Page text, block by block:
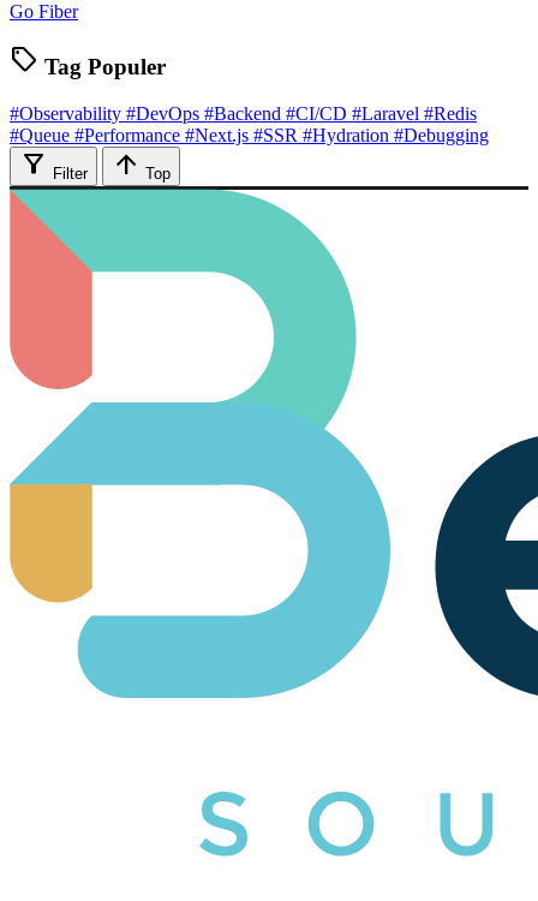
Go Fiber
sell Tag Populer
#Observability #DevOps #Backend #CI/CD #Laravel #Redis
#Queue #Performance #Next.js #SSR #Hydration #Debugging
filter_alt Filter arrow_upward Top